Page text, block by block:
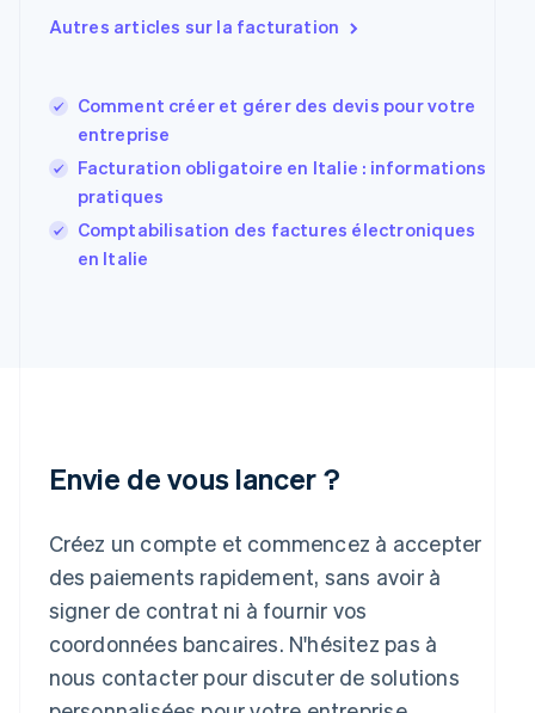
Autres articles sur la facturation
Comment créer et gérer des devis pour votre
entreprise
Facturation obligatoire en Italie : informations
pratiques
Comptabilisation des factures électroniques
en Italie
Envie de vous lancer ?
Créez un compte et commencez à accepter
des paiements rapidement, sans avoir à
signer de contrat ni à fournir vos
coordonnées bancaires. N'hésitez pas à
nous contacter pour discuter de solutions
États-Unis
English
France
FrançaisEnglish
Gibraltar
English
English
Hongrie
日本語 English
Liechtenstein
DeutschEnglish
Lituanie
Luxembourg
FrançaisDeutschEnglish
Malaisie